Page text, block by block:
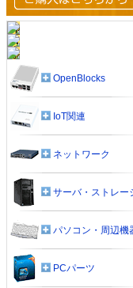
OpenBlocks
IoT関連
ネットワーク
サーバ・ストレー
パソコン・周辺機
PCパーツ